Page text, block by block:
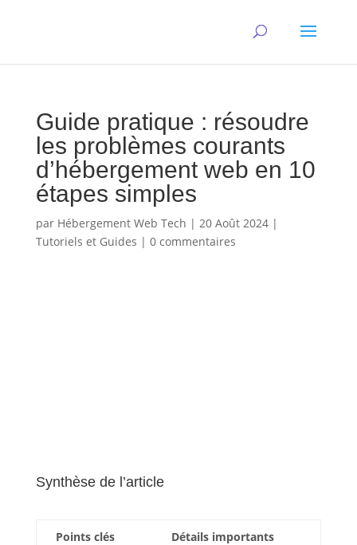
Guide pratique : résoudre
les problèmes courants
d’hébergement web en 10
étapes simples
par Hébergement Web Tech | 20 Août 2024|
Tutoriels et Guides | 0 commentaires
Synthèse de l’article
Points clés Détails importants